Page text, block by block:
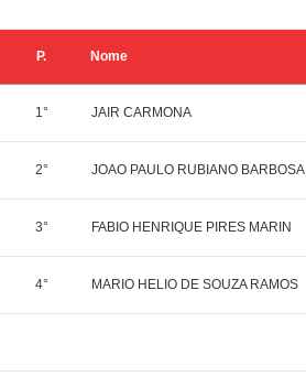
P. Nome
1° JAIR CARMONA
2° JOAO PAULO RUBIANO BARBOSA
3° FABIO HENRIQUE PIRES MARIN
4° MARIO HELIO DE SOUZA RAMOS